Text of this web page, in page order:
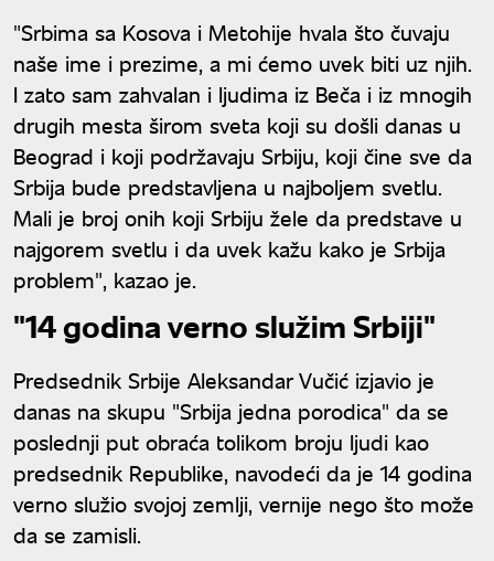
"Srbima sa Kosova i Metohije hvala što čuvaju
naše ime i prezime, a mi ćemo uvek biti uz njih.
I zato sam zahvalan i ljudima iz Beča i iz mnogih
drugih mesta širom sveta koji su došli danas u
Beograd i koji podržavaju Srbiju, koji čine sve da
Srbija bude predstavljena u najboljem svetlu.
Mali je broj onih koji Srbiju žele da predstave u
najgorem svetlu i da uvek kažu kako je Srbija
problem", kazao je.
"14 godina verno služim Srbiji"
Predsednik Srbije Aleksandar Vučić izjavio je
danas na skupu "Srbija jedna porodica" da se
poslednji put obraća tolikom broju ljudi kao
predsednik Republike, navodeći da je 14 godina
verno služio svojoj zemlji, vernije nego što može
da se zamisli.